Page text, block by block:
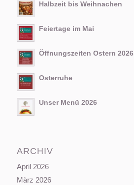
Halbzeit bis Weihnachen
Feiertage im Mai
Öffnungszeiten Ostern 2026
Osterruhe
Unser Menü 2026
ARCHIV
April 2026
März 2026